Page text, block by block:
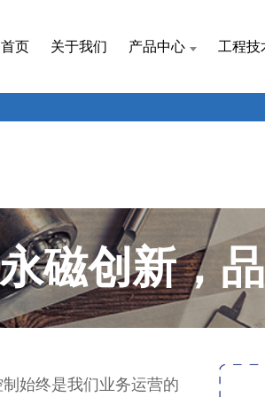
首页 关于我们 产品中心 工程技
永磁创新，
始终是我们业务运营的